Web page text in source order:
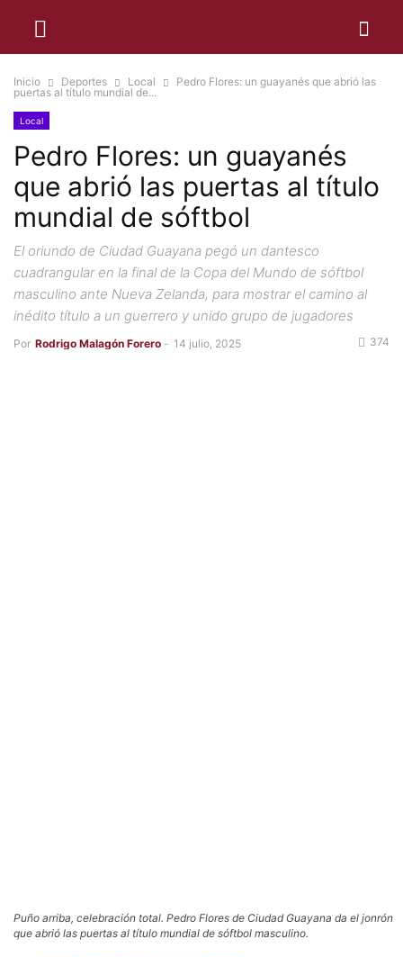
Inicio Deportes Local
Pedro Flores: un guayanés que abrió las
puertas al título mundial de...
Local
Pedro Flores: un guayanés
que abrió las puertas al título
mundial de sóftbol
El oriundo de Ciudad Guayana pegó un dantesco
cuadrangular en la final de la Copa del Mundo de sóftbol
masculino ante Nueva Zelanda, para mostrar el camino al
inédito título a un guerrero y unido grupo de jugadores
Por Rodrigo Malagón Forero - 14 julio, 2025 374
Puño arriba, celebración total. Pedro Flores de Ciudad Guayana da el jonrón
que abrió las puertas al título mundial de sóftbol masculino.